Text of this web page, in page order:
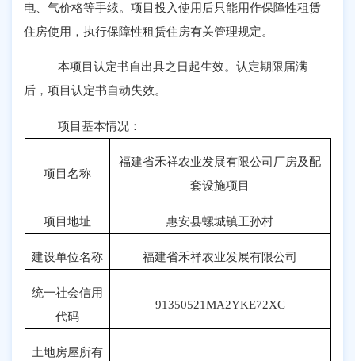
电、气价格等手续。项目投入使用后只能用作保障性租赁
住房使用，执行保障性租赁住房有关管理规定。
本项目认定书自出具之日起生效。认定期限届满
后，项目认定书自动失效。
项目基本情况：
项目名称
福建省禾祥农业发展有限公司厂房及配
套设施项目
项目地址 惠安县螺城镇王孙村
建设单位名称 福建省禾祥农业发展有限公司
统一社会信用
代码
91350521MA2YKE72XC
土地房屋所有